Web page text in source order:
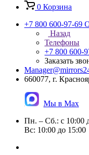
0 Корзина
+7 800 600-97-69
Назад
Телефоны
+7 800 600-
Заказать
660077, г.
Мы в Max
Пн. – Сб.: с 10:00
Вс: 10:00 до 15:00